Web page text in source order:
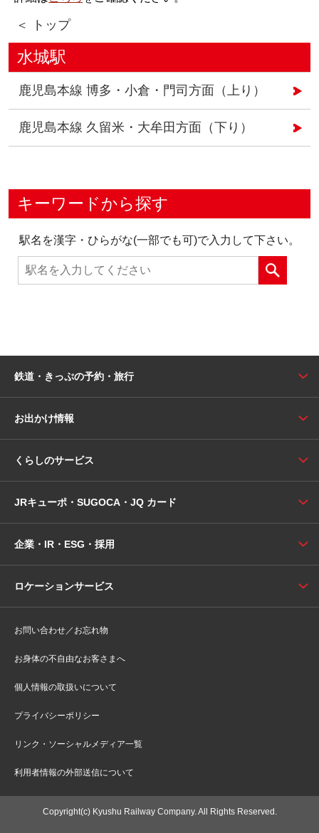
＜ トップ
水城駅
鹿児島本線 博多・小倉・門司方面（上り）
鹿児島本線 久留米・大牟田方面（下り）
キーワードから探す
駅名を漢字・ひらがな(一部でも可)で入力して下さい。
鉄道・きっぷの予約・旅行
お出かけ情報
くらしのサービス
JRキューポ・SUGOCA・JQ カード
企業・IR・ESG・採用
ロケーションサービス
お問い合わせ／お忘れ物
お身体の不自由なお客さまへ
個人情報の取扱いについて
プライバシーポリシー
リンク・ソーシャルメディア一覧
利用者情報の外部送信について
Copyright(c) Kyushu Railway Company. All Rights Reserved.